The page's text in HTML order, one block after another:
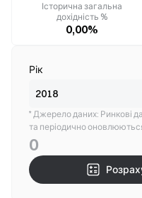
Історична загальна
дохідність %
0,00%
Рік
* Джерело даних: Ринкові
та періодично
0